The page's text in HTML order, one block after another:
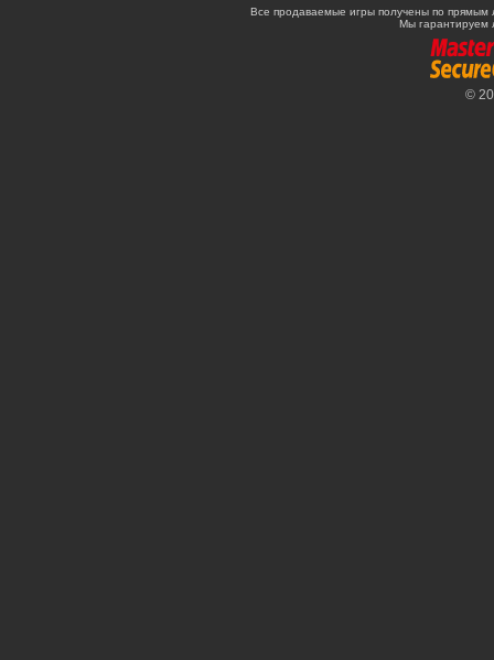
Все продаваемые игры получены по
Мы гарантируем
©